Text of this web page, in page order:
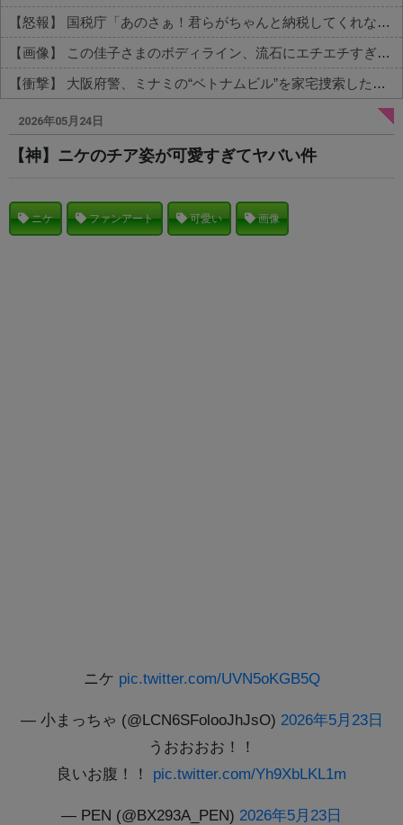
【怒報】 国税庁「あのさぁ！君らがちゃんと納税してくれないとこうなっちゃうけどどうする？！」←これw w w w w w w w
【画像】 この佳子さまのボディライン、流石にエチエチすぎやろ！
【衝撃】 大阪府警、ミナミの“ベトナムビル”を家宅捜索した結果・・・・・・
Powered by livedoor 相互RSS
2026年05月24日
【神】ニケのチア姿が可愛すぎてヤバい件
ニケ ファンアート 可愛い 画像
ニケ pic.twitter.com/UVN5oKGB5Q
— 小まっちゃ (@LCN6SFolooJhJsO) 2026年5月23日
うおおおお！！
良いお腹！！ pic.twitter.com/Yh9XbLKL1m
— PEN (@BX293A_PEN) 2026年5月23日